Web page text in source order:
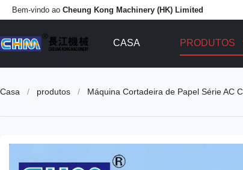
Bem-vindo ao Cheung Kong Machinery (HK) Limited
CASA PRODUTOS
Casa / produtos / Máquina Cortadeira de Papel Série AC